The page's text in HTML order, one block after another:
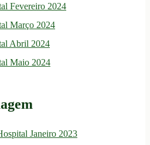
Fevereiro 2024
Março 2024
Abril 2024
Maio 2024
Janeiro 2023